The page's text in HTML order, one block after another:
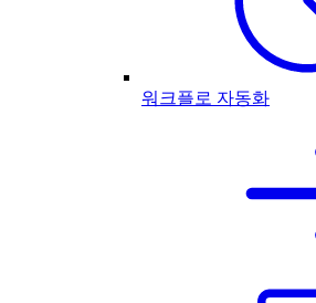
워크플로 자동화